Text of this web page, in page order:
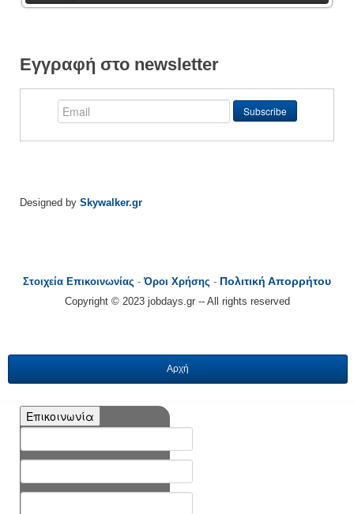
Εγγραφή στο newsletter
Designed by Skywalker.gr
Στοιχεία Επικοινωνίας -Όροι Χρήσης - Πολιτική Απορρήτου
Copyright © 2023 jobdays.gr -- All rights reserved
Αρχή